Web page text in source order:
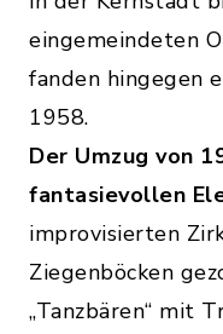
eingemeindeten
fanden hingegen
1958.
Der Umzug von
fantasievollen
improvisierten
Ziegenböcken
„Tanzbären“ mit